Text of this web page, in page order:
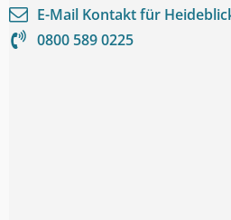
E-Mail Kontakt für
0800 589 0225